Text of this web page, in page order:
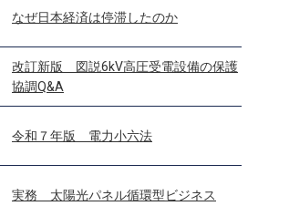
なぜ日本経済は停滞したのか
改訂新版 図説6kV高圧受電設備の保護
協調Q&A
令和７年版 電力小六法
実務 太陽光パネル循環型ビジネス